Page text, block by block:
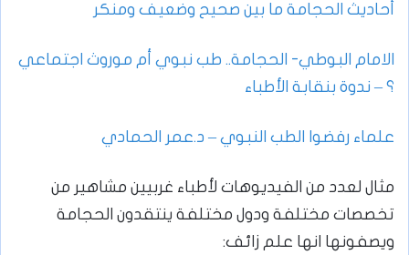
أحاديث الحجامة ما بين صحيح وضعيف ومنكر
الامام البوطي- الحجامة.. طب نبوي أم موروث اجتماعي
؟ – ندوة بنقابة الأطباء
علماء رفضوا الطب النبوي – د.عمر الحمادي
مثال لعدد من الفيديوهات لأطباء غربيين مشاهير من
تخصصات مختلفة ودول مختلفة ينتقدون الحجامة
ويصفونها انها علم زائف: